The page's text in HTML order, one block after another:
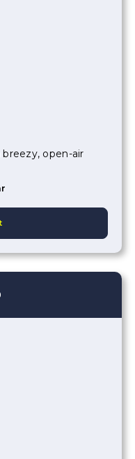
open-air